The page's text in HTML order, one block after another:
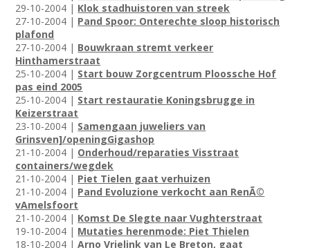
29-10-2004 | Klok stadhuistoren van streek
27-10-2004 | Pand Spoor: Onterechte sloop historisch
plafond
27-10-2004 | Bouwkraan stremt verkeer
Hinthamerstraat
25-10-2004 | Start bouw Zorgcentrum Ploossche Hof
pas eind 2005
25-10-2004 | Start restauratie Koningsbrugge in
Keizerstraat
23-10-2004 | Samengaan juweliers van
Grinsven]/openingGigashop
21-10-2004 | Onderhoud/reparaties Visstraat
containers/wegdek
21-10-2004 | Piet Tielen gaat verhuizen
21-10-2004 | Pand Evoluzione verkocht aan RenÃ©
vAmelsfoort
21-10-2004 | Komst De Slegte naar Vughterstraat
19-10-2004 | Mutaties herenmode: Piet Thielen
18-10-2004 |Arno Vrielink van Le Breton, gaat